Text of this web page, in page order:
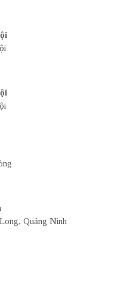
Quảng Ninh